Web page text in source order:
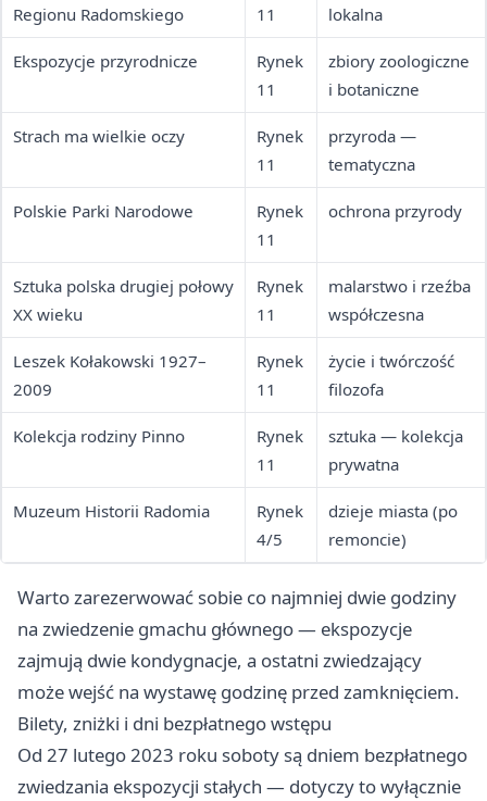
Regionu Radomskiego
11
lokalna
Ekspozycje przyrodnicze
Rynek
11
zbiory zoologiczne
i botaniczne
Strach ma wielkie oczy
Rynek
11
przyroda —
tematyczna
Polskie Parki Narodowe
Rynek
11
ochrona przyrody
Sztuka polska drugiej połowy
XX wieku
Rynek
11
malarstwo i rzeźba
współczesna
Leszek Kołakowski 1927–
2009
Rynek
11
życie i twórczość
filozofa
Kolekcja rodziny Pinno
Rynek
11
sztuka — kolekcja
prywatna
Muzeum Historii Radomia
Rynek
4/5
dzieje miasta (po
remoncie)
Warto zarezerwować sobie co najmniej dwie godziny
na zwiedzenie gmachu głównego — ekspozycje
zajmują dwie kondygnacje, a ostatni zwiedzający
może wejść na wystawę godzinę przed zamknięciem.
Bilety, zniżki i dni bezpłatnego wstępu
Od 27 lutego 2023 roku soboty są dniem bezpłatnego
zwiedzania ekspozycji stałych — dotyczy to wyłącznie